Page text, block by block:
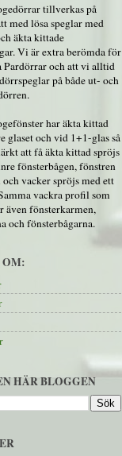
tillverkas på
med lösa speglar med
äkta kittade
Vi är extra berömda för
Pardörrar och att vi alltid
på både ut- och
har äkta kittad
glaset och vid 1+1-glas så
att få äkta kittad spröjs
fönsterbågen, fönstren
och vacker spröjs med ett
vackra profil som
även fönsterkarmen,
och fönsterbågarna.
OM:
HÄR BLOGGEN